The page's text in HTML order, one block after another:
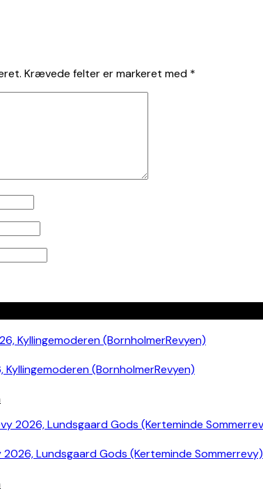
Krævede felter er markeret med *
(BornholmerRevyen)
Lundsgaard Gods (Kerteminde Sommerrevy)